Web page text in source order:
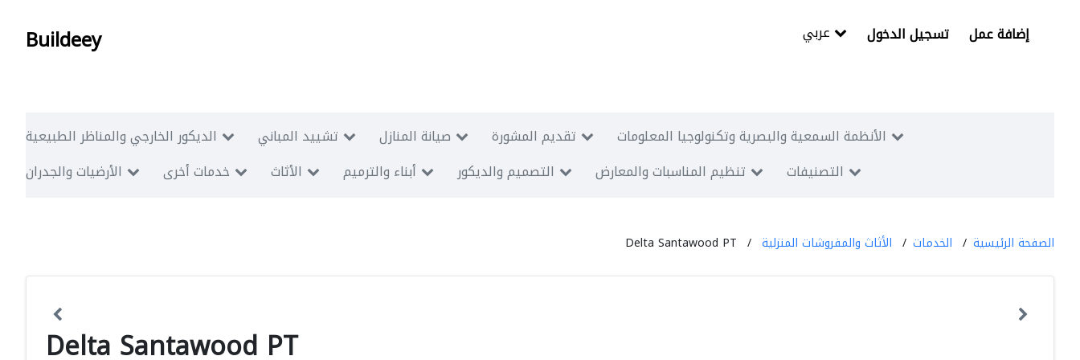
Buildeey تسجيل الدخول إضافة عمل
الديكور الخارجي والمناظر الطبيعية تشييد المباني صيانة المنازل تقديم المشورة
الأنظمة السمعية والبصرية وتكنولوجيا المعلومات
الأرضيات والجدران
خدمات أخرى الأثاث أبناء والترميم التصميم والديكور تنظيم المناسبات والمعارض التصنيفات
الصفحة الرئيسية الخدمات الأثاث والمفروشات المنزلية Delta Santawood PT
Delta Santawood PT